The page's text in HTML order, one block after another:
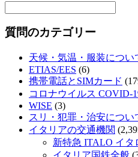
質問のカテゴリー
天候・気温・服装につい
ETIAS/EES (6)
携帯電話とSIMカード
コロナウイルス COVID-
WISE (3)
スリ・犯罪・治安につい
イタリアの交通機関
新特急 ITALO イタ